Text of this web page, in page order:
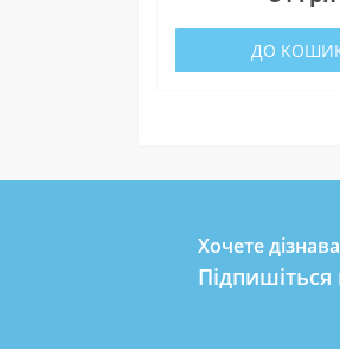
ДО
Хочете